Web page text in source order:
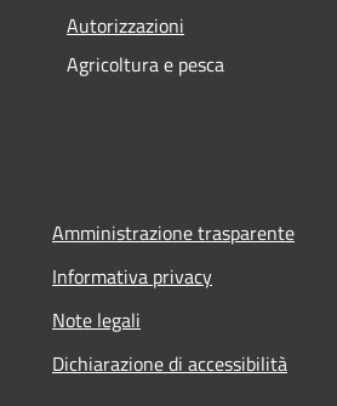
Autorizzazioni
Agricoltura e pesca
Amministrazione trasparente
Informativa privacy
Note legali
Dichiarazione di accessibilità